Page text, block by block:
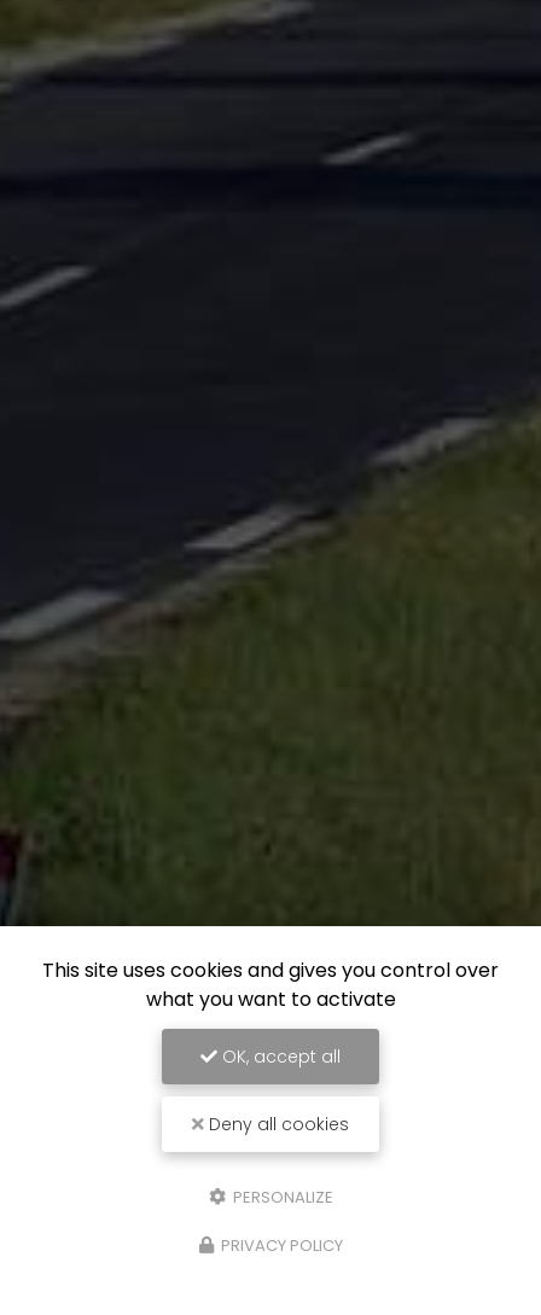
This site uses cookies and gives you control over
what you want to activate
OK, accept all
Deny all cookies
PERSONALIZE
PRIVACY POLICY